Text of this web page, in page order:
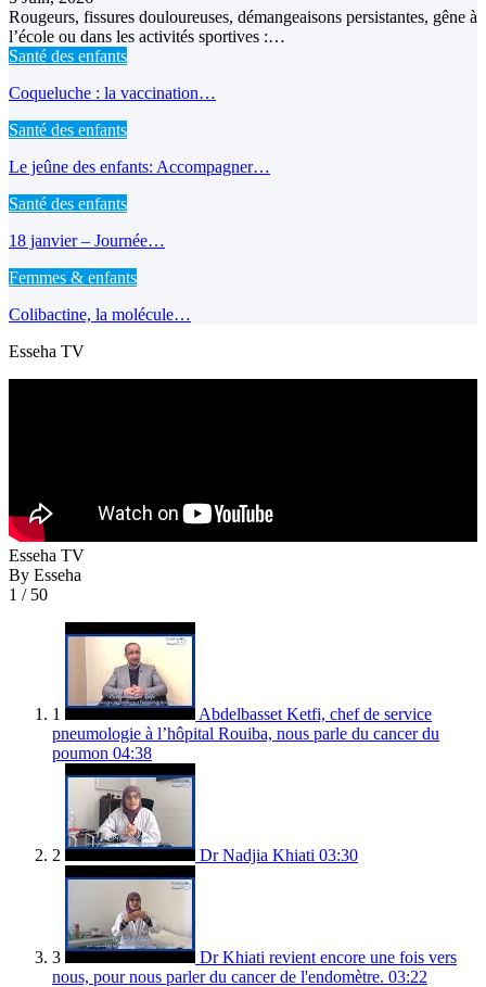
Rougeurs, fissures douloureuses, démangeaisons persistantes, gêne à
l’école ou dans les activités sportives :…
Santé des enfants
Coqueluche : la vaccination…
Santé des enfants
Le jeûne des enfants: Accompagner…
Santé des enfants
18 janvier – Journée…
Femmes & enfants
Colibactine, la molécule…
Esseha TV
Esseha TV
By Esseha
1 / 50
1
Abdelbasset Ketfi, chef de service
pneumologie à l’hôpital Rouiba, nous parle du cancer du
poumon 04:38
2 Dr Nadjia Khiati 03:30
3
Dr Khiati revient encore une fois vers
nous, pour nous parler du cancer de l'endomètre. 03:22